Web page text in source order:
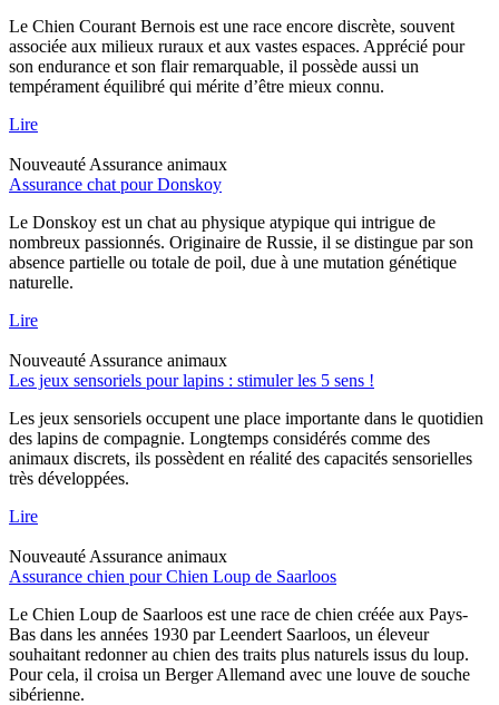
Le Chien Courant Bernois est une race encore discrète, souvent
associée aux milieux ruraux et aux vastes espaces. Apprécié pour
son endurance et son flair remarquable, il possède aussi un
tempérament équilibré qui mérite d’être mieux connu.
Lire
Nouveauté Assurance animaux
Assurance chat pour Donskoy
Le Donskoy est un chat au physique atypique qui intrigue de
nombreux passionnés. Originaire de Russie, il se distingue par son
absence partielle ou totale de poil, due à une mutation génétique
naturelle.
Lire
Nouveauté Assurance animaux
Les jeux sensoriels pour lapins : stimuler les 5 sens !
Les jeux sensoriels occupent une place importante dans le quotidien
des lapins de compagnie. Longtemps considérés comme des
animaux discrets, ils possèdent en réalité des capacités sensorielles
très développées.
Lire
Nouveauté Assurance animaux
Assurance chien pour Chien Loup de Saarloos
Le Chien Loup de Saarloos est une race de chien créée aux Pays-
Bas dans les années 1930 par Leendert Saarloos, un éleveur
souhaitant redonner au chien des traits plus naturels issus du loup.
Pour cela, il croisa un Berger Allemand avec une louve de souche
sibérienne.